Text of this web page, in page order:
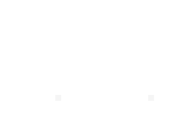
先徵得法定代理人或監護人之同意方可使用
」時，將依據個別帳號之用戶狀況，依本公司即